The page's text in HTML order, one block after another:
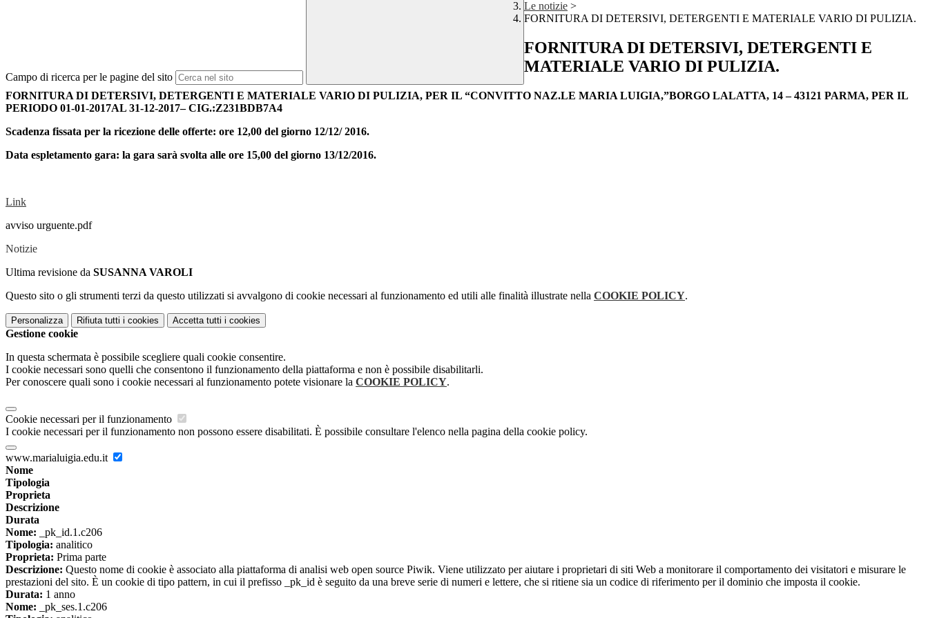
Campo di ricerca per le pagine del sito
Le notizie >
FORNITURA DI DETERSIVI, DETERGENTI E MATERIALE VARIO DI PULIZIA.
FORNITURA DI DETERSIVI, DETERGENTI E
MATERIALE VARIO DI PULIZIA.
FORNITURA DI DETERSIVI, DETERGENTI E MATERIALE VARIO DI PULIZIA, PER IL “CONVITTO NAZ.LE MARIA LUIGIA,”BORGO LALATTA, 14 – 43121 PARMA, PER IL
PERIODO 01-01-2017AL 31-12-2017– CIG.:Z231BDB7A4
Scadenza fissata per la ricezione delle offerte: ore 12,00 del giorno 12/12/ 2016.
Data espletamento gara: la gara sarà svolta alle ore 15,00 del giorno 13/12/2016.
Link
avviso urguente.pdf
Notizie
Ultima revisione da SUSANNA VAROLI
Questo sito o gli strumenti terzi da questo utilizzati si avvalgono di cookie necessari al funzionamento ed utili alle finalità illustrate nella COOKIE POLICY.
Personalizza Rifiuta tutti i cookies Accetta tutti i cookies
Gestione cookie
In questa schermata è possibile scegliere quali cookie consentire.
I cookie necessari sono quelli che consentono il funzionamento della piattaforma e non è possibile disabilitarli.
Per conoscere quali sono i cookie necessari al funzionamento potete visionare la COOKIE POLICY.
Cookie necessari per il funzionamento
I cookie necessari per il funzionamento non possono essere disabilitati. È possibile consultare l'elenco nella pagina della cookie policy.
www.marialuigia.edu.it
Nome
Tipologia
Proprieta
Descrizione
Durata
Nome: _pk_id.1.c206
Tipologia: analitico
Proprieta: Prima parte
Descrizione: Questo nome di cookie è associato alla piattaforma di analisi web open source Piwik. Viene utilizzato per aiutare i proprietari di siti Web a monitorare il comportamento dei visitatori e misurare le
prestazioni del sito. È un cookie di tipo pattern, in cui il prefisso _pk_id è seguito da una breve serie di numeri e lettere, che si ritiene sia un codice di riferimento per il dominio che imposta il cookie.
Durata: 1 anno
Nome: _pk_ses.1.c206